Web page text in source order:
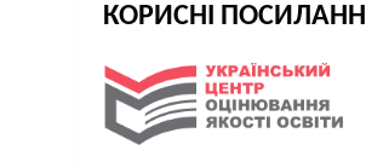
КОРИСНІ